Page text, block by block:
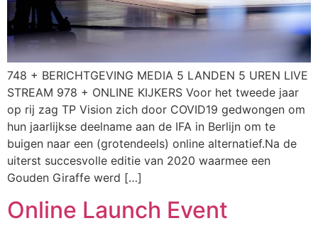
748 + BERICHTGEVING MEDIA 5 LANDEN 5 UREN LIVE
STREAM 978 + ONLINE KIJKERS Voor het tweede jaar
op rij zag TP Vision zich door COVID19 gedwongen om
hun jaarlijkse deelname aan de IFA in Berlijn om te
buigen naar een (grotendeels) online alternatief.Na de
uiterst succesvolle editie van 2020 waarmee een
Gouden Giraffe werd […]
Online Launch Event